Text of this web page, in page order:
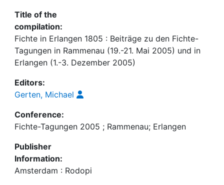
Title of the
compilation:
Fichte in Erlangen 1805 : Beiträge zu den Fichte-
Tagungen in Rammenau (19.-21. Mai 2005) und in
Erlangen (1.-3. Dezember 2005)
Editors:
Gerten, Michael
Conference:
Fichte-Tagungen 2005 ; Rammenau; Erlangen
Publisher
Information:
Amsterdam : Rodopi